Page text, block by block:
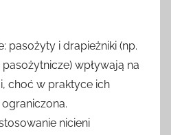
pasożyty i drapieżniki (np.
wpływają na
choć w praktyce ich
nicieni